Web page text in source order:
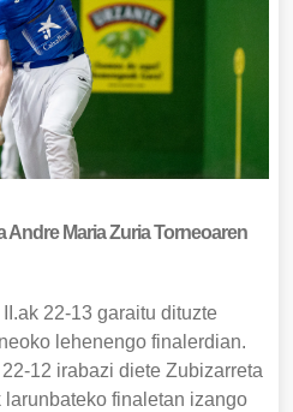
Andre Maria Zuria Torneoaren
22-13 garaitu dituzte
lehenengo finalerdian.
12 irabazi diete Zubizarreta
larunbateko finaletan izango